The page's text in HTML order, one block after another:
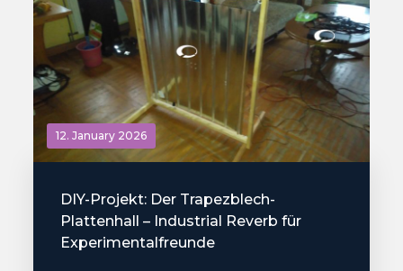
12. January 2026
DIY-Projekt: Der Trapezblech-
Plattenhall – Industrial Reverb für
Experimentalfreunde